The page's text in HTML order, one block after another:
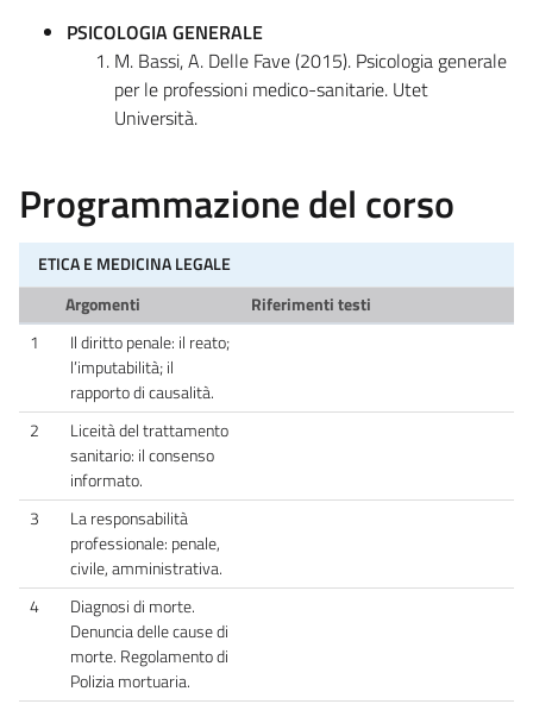
PSICOLOGIA GENERALE
M. Bassi, A. Delle Fave (2015). Psicologia generale
per le professioni medico-sanitarie. Utet
Università.
Programmazione del corso
ETICA E MEDICINA LEGALE
Argomenti
Riferimenti testi
1
Il diritto penale: il reato;
l’imputabilità; il
rapporto di causalità.
2
Liceità del trattamento
sanitario: il consenso
informato.
3
La responsabilità
professionale: penale,
civile, amministrativa.
4
Diagnosi di morte.
Denuncia delle cause di
morte. Regolamento di
Polizia mortuaria.